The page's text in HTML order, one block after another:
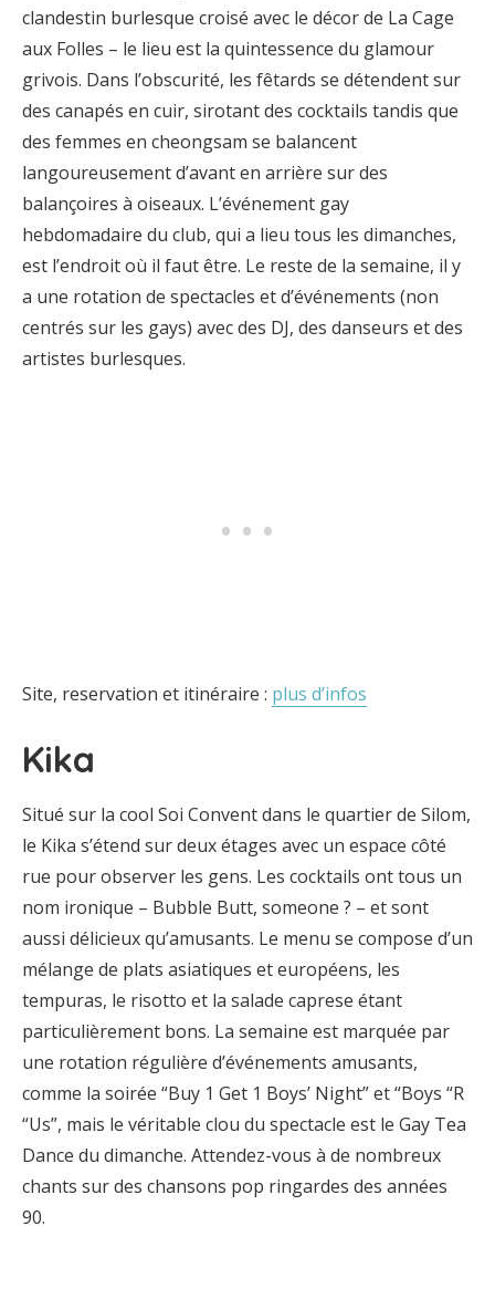
clandestin burlesque croisé avec le décor de La Cage
aux Folles – le lieu est la quintessence du glamour
grivois. Dans l’obscurité, les fêtards se détendent sur
des canapés en cuir, sirotant des cocktails tandis que
des femmes en cheongsam se balancent
langoureusement d’avant en arrière sur des
balançoires à oiseaux. L’événement gay
hebdomadaire du club, qui a lieu tous les dimanches,
est l’endroit où il faut être. Le reste de la semaine, il y
a une rotation de spectacles et d’événements (non
centrés sur les gays) avec des DJ, des danseurs et des
artistes burlesques.
Site, reservation et itinéraire : plus d’infos
Kika
Situé sur la cool Soi Convent dans le quartier de Silom,
le Kika s’étend sur deux étages avec un espace côté
rue pour observer les gens. Les cocktails ont tous un
nom ironique – Bubble Butt, someone ? – et sont
aussi délicieux qu’amusants. Le menu se compose d’un
mélange de plats asiatiques et européens, les
tempuras, le risotto et la salade caprese étant
particulièrement bons. La semaine est marquée par
une rotation régulière d’événements amusants,
comme la soirée “Buy 1 Get 1 Boys’ Night” et “Boys “R
“Us”, mais le véritable clou du spectacle est le Gay Tea
Dance du dimanche. Attendez-vous à de nombreux
chants sur des chansons pop ringardes des années
90.